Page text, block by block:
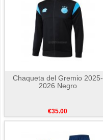
Chaqueta del Gremio 2025-
2026 Negro
€35.00